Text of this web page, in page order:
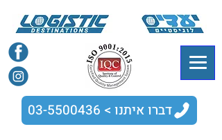
דברו איתנו > 03-5500436